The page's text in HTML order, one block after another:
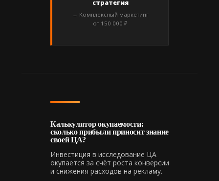
стратегия
→ Комплексный маркетинг
от 150 000 ₽
Калькулятор окупаемости:
сколько прибыли приносит знание
своей ЦА?
Инвестиция в исследование ЦА
окупается за счёт роста конверсии
и снижения расходов на рекламу.